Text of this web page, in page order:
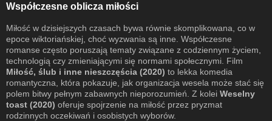
Współczesne oblicza miłości
Miłość w dzisiejszych czasach bywa równie skomplikowana, co w
epoce wiktoriańskiej, choć wyzwania są inne. Współczesne
romanse często poruszają tematy związane z codziennym życiem,
technologią czy zmieniającymi się normami społecznymi. Film
Miłość, ślub i inne nieszczęścia (2020) to lekka komedia
romantyczna, która pokazuje, jak organizacja wesela może stać się
polem bitwy pełnym zabawnych nieporozumień. Z kolei Weselny
toast (2020) oferuje spojrzenie na miłość przez pryzmat
rodzinnych oczekiwań i osobistych wyborów.